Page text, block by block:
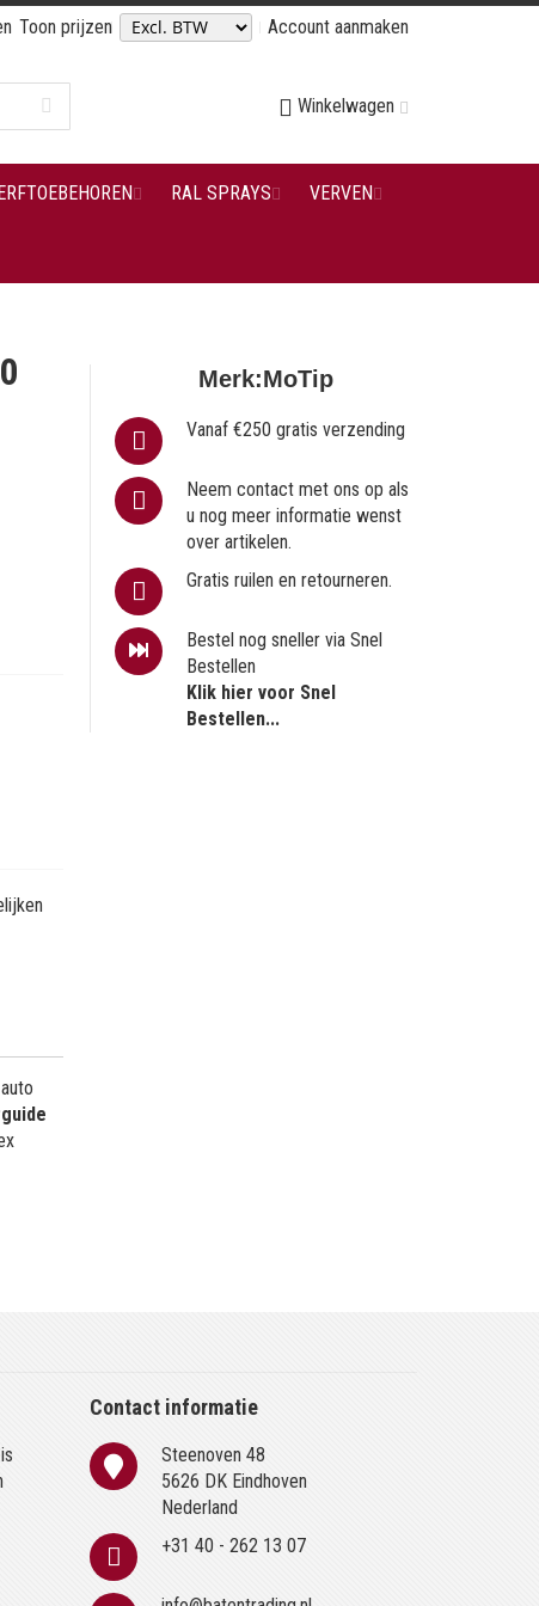
Toon prijzen Account aanmaken
Winkelwagen
RAL SPRAYS VERVEN
Merk:MoTip
Vanaf €250 gratis verzending
Neem contact met ons op als
u nog meer informatie wenst
over artikelen.
Gratis ruilen en retourneren.
Bestel nog sneller via Snel
Bestellen
Klik hier voor Snel
Bestellen...
Contact informatie
Steenoven 48
5626 DK Eindhoven
Nederland
+31 40 - 262 13 07